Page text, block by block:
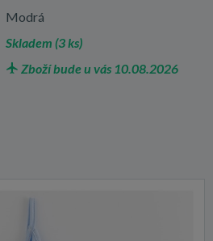
Modrá
Skladem (3 ks)
Zboží bude u vás 10.08.2026